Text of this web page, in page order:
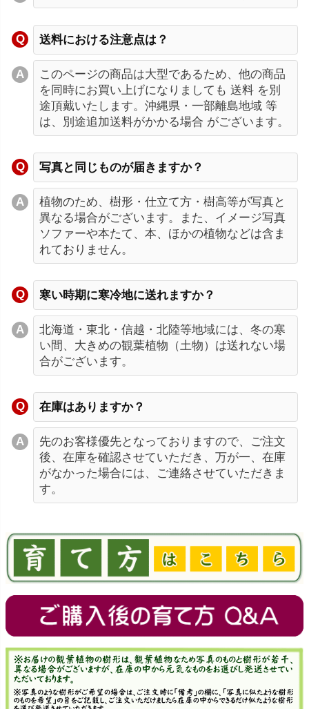
送料における注意点は？
このページの商品は大型であるため、他の商品
を同時にお買い上げになりましても 送料 を別
途頂戴いたします。沖縄県・一部離島地域 等
は、別途追加送料がかかる場合 がございます。
写真と同じものが届きますか？
植物のため、樹形・仕立て方・樹高等が写真と
異なる場合がございます。また、イメージ写真
ソファーや本たて、本、ほかの植物などは含ま
れておりません。
寒い時期に寒冷地に送れますか？
北海道・東北・信越・北陸等地域には、冬の寒
い間、大きめの観葉植物（土物）は送れない場
合がございます。
在庫はありますか？
先のお客様優先となっておりますので、ご注文
後、在庫を確認させていただき、万が一、在庫
がなかった場合には、ご連絡させていただきま
す。